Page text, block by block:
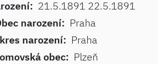
21.5.1891 22.5.1891
narození: Praha
narození: Praha
obec: Plzeň